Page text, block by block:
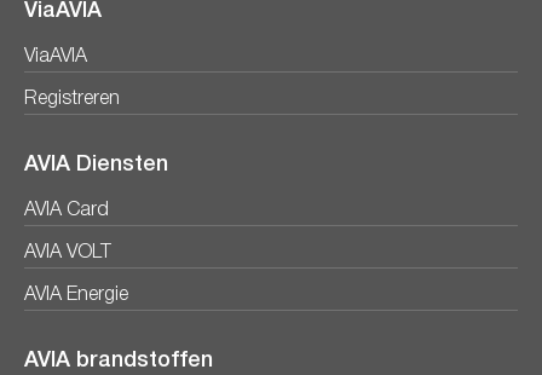
ViaAVIA
ViaAVIA
Registreren
AVIA Diensten
AVIA Card
AVIA VOLT
AVIA Energie
AVIA brandstoffen